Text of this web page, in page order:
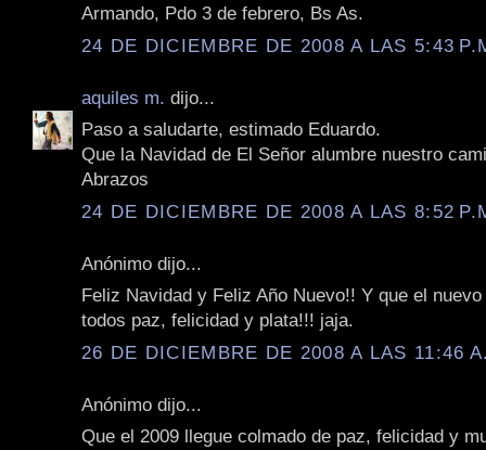
Armando, Pdo 3 de febrero, Bs As.
24 DE DICIEMBRE DE 2008 A LAS 5:43
aquiles m. dijo...
Paso a saludarte, estimado Eduardo.
Que la Navidad de El Señor alumbre nuestro
Abrazos
24 DE DICIEMBRE DE 2008 A LAS 8:52
Anónimo dijo...
Feliz Navidad y Feliz Año Nuevo!! Y que el
todos paz, felicidad y plata!!! jaja.
26 DE DICIEMBRE DE 2008 A LAS 11:46
Anónimo dijo...
Que el 2009 llegue colmado de paz, felicidad y